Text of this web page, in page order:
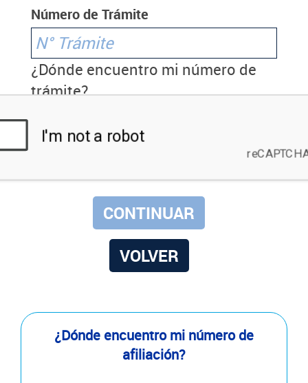
Número de Trámite
¿Dónde encuentro mi número de
trámite?
VOLVER
¿Dónde encuentro mi número de
afiliación?